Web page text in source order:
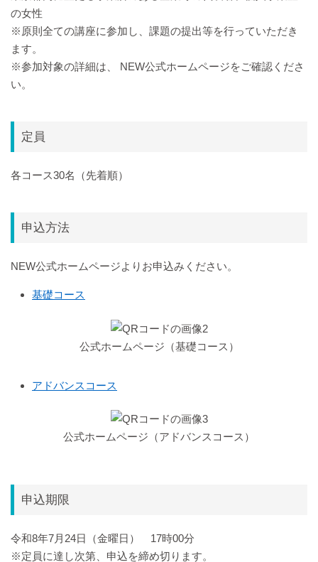
の女性
※原則全ての講座に参加し、課題の提出等を行っていただき
ます。
※参加対象の詳細は、 NEW公式ホームページをご確認くださ
い。
定員
各コース30名（先着順）
申込方法
NEW公式ホームページよりお申込みください。
基礎コース
公式ホームページ（基礎コース）
アドバンスコース
公式ホームページ（アドバンスコース）
申込期限
令和8年7月24日（金曜日） 17時00分
※定員に達し次第、申込を締め切ります。